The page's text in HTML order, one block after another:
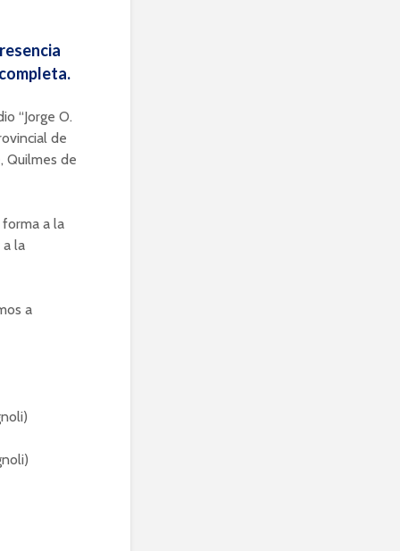
“Jorge O.
de
Quilmes de
a la
la
a